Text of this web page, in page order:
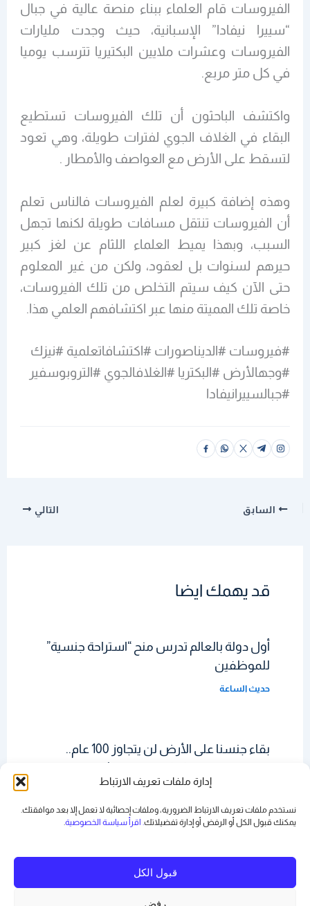
إدارة ملفات تعريف الارتباط
نستخدم ملفات تعريف الارتباط الضرورية، وملفات إحصائية لا تعمل إلا بعد موافقتك.
يمكنك قبول الكل أو الرفض أوإدارة تفضيلاتك. اقرأ سياسة الخصوصية.
قبول الكل
رفض
الفيروسات قام العلماء ببناء منصة عالية في جبال
“سييرا نيفادا” الإسبانية، حيث وجدت مليارات
الفيروسات وعشرات ملايين البكتيريا تترسب يوميا
في كل متر مربع.
واكتشف الباحثون أن تلك الفيروسات تستطيع
البقاء في الغلاف الجوي لفترات طويلة، وهي تعود
لتسقط على الأرض مع العواصف والأمطار .
وهذه إضافة كبيرة لعلم الفيروسات فالناس تعلم
أن الفيروسات تنتقل مسافات طويلة لكنها تجهل
السبب، وبهذا يميط العلماء اللثام عن لغز كبير
حيرهم لسنوات بل لعقود، ولكن من غير المعلوم
حتى الآن كيف سيتم التخلص من تلك الفيروسات،
خاصة تلك المميتة منها عبر اكتشافهم العلمي هذا.
#فيروسات #الديناصورات #اكتشافاتعلمية #نيزك
#وجهالأرض #البكتريا #الغلافالجوي #التروبوسفير
#جبالسييرانيفادا
السابق التالي
قد يهمك ايضا
أول دولة بالعالم تدرس منح “استراحة جنسية”
للموظفين
حديث الساعة
بقاء جنسنا على الأرض لن يتجاوز 100 عام..
خطر من باطن الكوكب يهدد البشرية